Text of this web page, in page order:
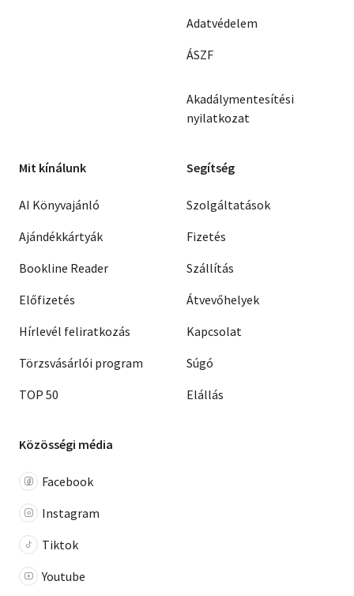
Adatvédelem
ÁSZF
Akadálymentesítési
nyilatkozat
Mit kínálunk
AI Könyvajánló
Ajándékkártyák
Bookline Reader
Előfizetés
Hírlevél feliratkozás
Törzsvásárlói program
TOP 50
Segítség
Szolgáltatások
Fizetés
Szállítás
Átvevőhelyek
Kapcsolat
Súgó
Elállás
Közösségi média
Facebook
Instagram
Tiktok
Youtube